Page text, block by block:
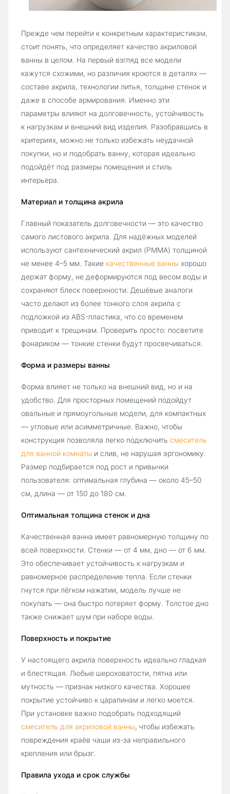
Прежде чем перейти к конкретным характеристикам,
стоит понять, что определяет качество акриловой
ванны в целом. На первый взгляд все модели
кажутся схожими, но различия кроются в деталях —
составе акрила, технологии литья, толщине стенок и
даже в способе армирования. Именно эти
параметры влияют на долговечность, устойчивость
к нагрузкам и внешний вид изделия. Разобравшись в
критериях, можно не только избежать неудачной
покупки, но и подобрать ванну, которая идеально
подойдёт под размеры помещения и стиль
интерьера.
Материал и толщина акрила
Главный показатель долговечности — это качество
самого листового акрила. Для надёжных моделей
используют сантехнический акрил (PMMA) толщиной
не менее 4–5 мм. Такие качественные ванны хорошо
держат форму, не деформируются под весом воды и
сохраняют блеск поверхности. Дешёвые аналоги
часто делают из более тонкого слоя акрила с
подложкой из ABS-пластика, что со временем
приводит к трещинам. Проверить просто: посветите
фонариком — тонкие стенки будут просвечиваться.
Форма и размеры ванны
Форма влияет не только на внешний вид, но и на
удобство. Для просторных помещений подойдут
овальные и прямоугольные модели, для компактных
— угловые или асимметричные. Важно, чтобы
конструкция позволяла легко подключить смеситель
для ванной комнаты и слив, не нарушая эргономику.
Размер подбирается под рост и привычки
пользователя: оптимальная глубина — около 45–50
см, длина — от 150 до 180 см.
Оптимальная толщина стенок и дна
Качественная ванна имеет равномерную толщину по
всей поверхности. Стенки — от 4 мм, дно — от 6 мм.
Это обеспечивает устойчивость к нагрузкам и
равномерное распределение тепла. Если стенки
гнутся при лёгком нажатии, модель лучше не
покупать — она быстро потеряет форму. Толстое дно
также снижает шум при наборе воды.
Поверхность и покрытие
У настоящего акрила поверхность идеально гладкая
и блестящая. Любые шероховатости, пятна или
мутность — признак низкого качества. Хорошее
покрытие устойчиво к царапинам и легко моется.
При установке важно подобрать подходящий
смеситель для акриловой ванны, чтобы избежать
повреждения краёв чаши из-за неправильного
крепления или брызг.
Правила ухода и срок службы